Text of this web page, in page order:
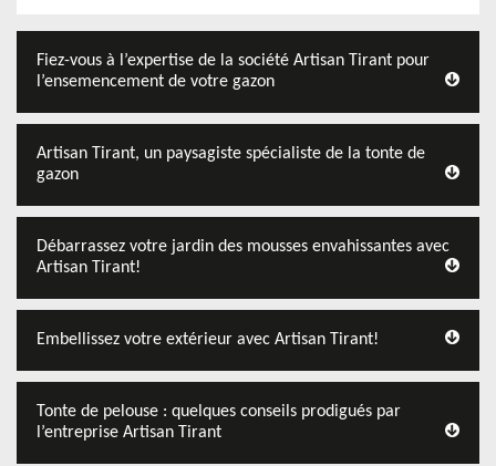
Fiez-vous à l’expertise de la société Artisan Tirant pour
l’ensemencement de votre gazon
Artisan Tirant, un paysagiste spécialiste de la tonte de
gazon
Débarrassez votre jardin des mousses envahissantes avec
Artisan Tirant!
Embellissez votre extérieur avec Artisan Tirant!
Tonte de pelouse : quelques conseils prodigués par
l’entreprise Artisan Tirant